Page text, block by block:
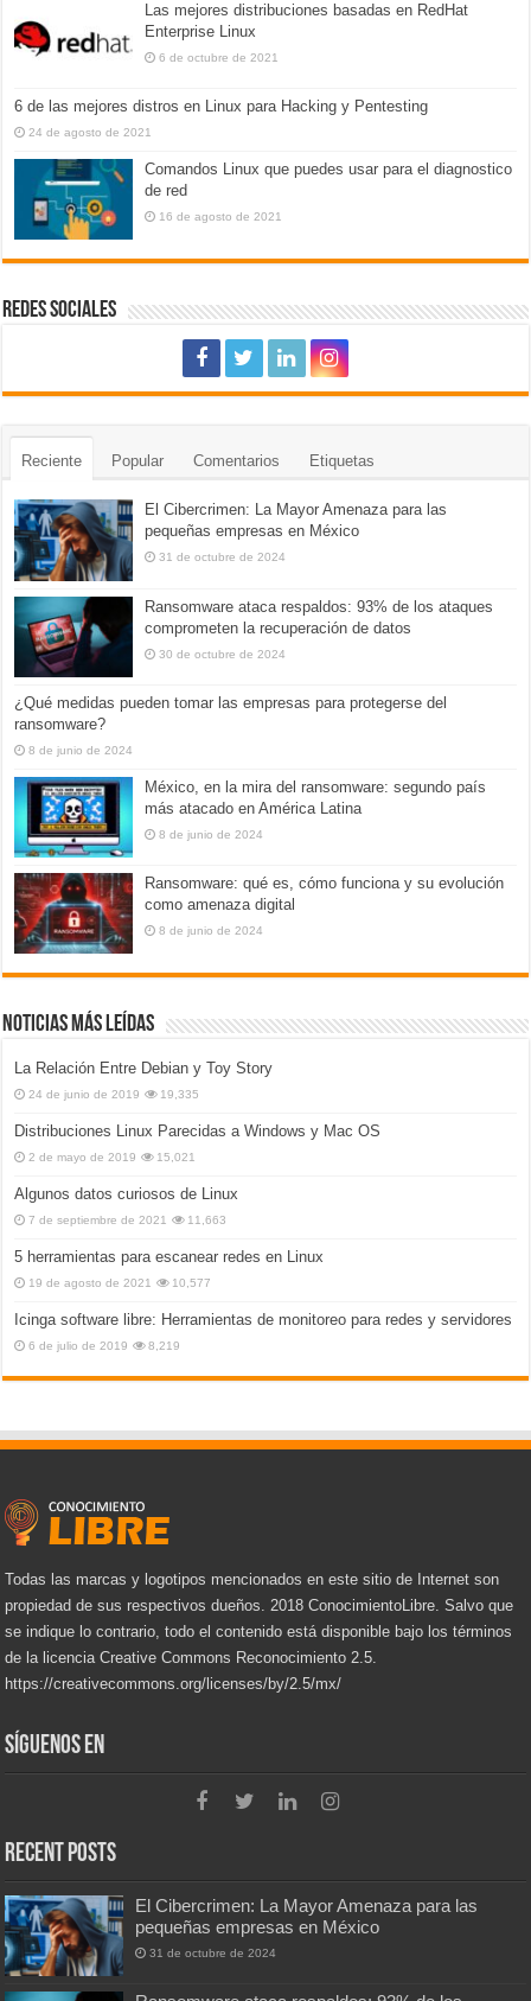
Las mejores distribuciones basadas en RedHat
Enterprise Linux
6 de octubre de 2021
6 de las mejores distros en Linux para Hacking y Pentesting
24 de agosto de 2021
Comandos Linux que puedes usar para el diagnostico
de red
16 de agosto de 2021
REDES SOCIALES
Reciente Popular Comentarios Etiquetas
El Cibercrimen: La Mayor Amenaza para las
pequeñas empresas en México
31 de octubre de 2024
Ransomware ataca respaldos: 93% de los ataques
comprometen la recuperación de datos
30 de octubre de 2024
¿Qué medidas pueden tomar las empresas para protegerse del
ransomware?
8 de junio de 2024
México, en la mira del ransomware: segundo país
más atacado en América Latina
8 de junio de 2024
Ransomware: qué es, cómo funciona y su evolución
como amenaza digital
8 de junio de 2024
Noticias más leídas
La Relación Entre Debian y Toy Story
24 de junio de 2019 19,335
Distribuciones Linux Parecidas a Windows y Mac OS
2 de mayo de 2019 15,021
Algunos datos curiosos de Linux
7 de septiembre de 2021 11,663
5 herramientas para escanear redes en Linux
19 de agosto de 2021 10,577
Icinga software libre: Herramientas de monitoreo para redes y servidores
6 de julio de 2019 8,219
Todas las marcas y logotipos mencionados en este sitio de Internet son
propiedad de sus respectivos dueños. 2018 ConocimientoLibre. Salvo que
se indique lo contrario, todo el contenido está disponible bajo los términos
de la licencia Creative Commons Reconocimiento 2.5.
https://creativecommons.org/licenses/by/2.5/mx/
Síguenos en
Recent Posts
El Cibercrimen: La Mayor Amenaza para las
pequeñas empresas en México
31 de octubre de 2024